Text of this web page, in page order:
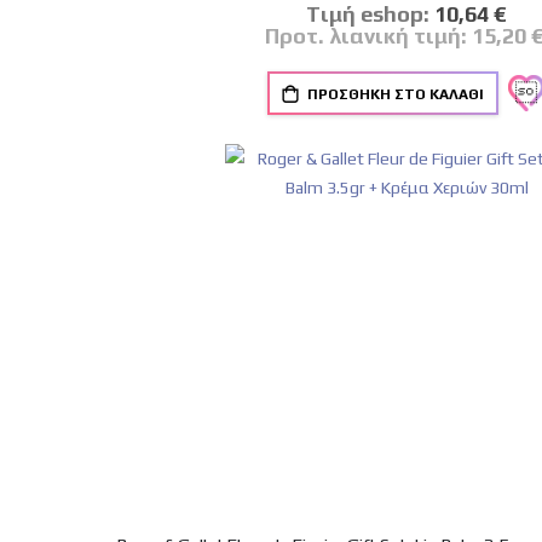
Tιμή eshop: Ειδική
Τιμή
10,64 €
Προτ. λιανική τιμή: 15,20
ΠΡΟΣΘΉΚΗ ΣΤΟ ΚΑΛΆΘΙ